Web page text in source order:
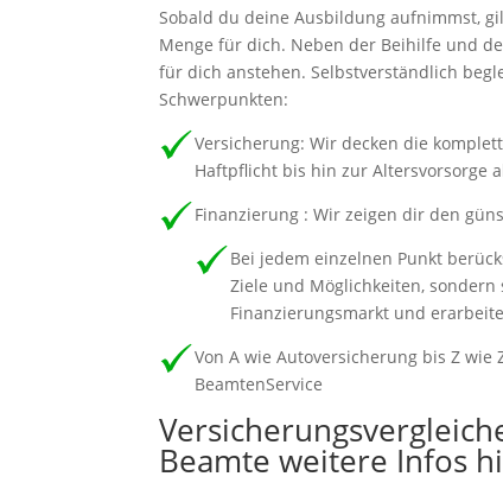
Sobald du deine Ausbildung aufnimmst,
Menge für dich. Neben der Beihilfe und
für dich anstehen. Selbstverständlich
Schwerpunkten:
Versicherung: Wir decken die
Haftpflicht bis hin zur Altersvorsorge
Finanzierung : Wir zeigen dir den
Bei jedem einzelnen Punkt
Ziele und Möglichkeiten,
Finanzierungsmarkt und
Von A wie Autoversicherung bis Z
BeamtenService
Beamte weitere Infos